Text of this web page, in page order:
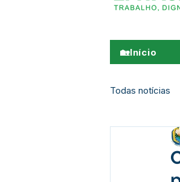
🏡Início
Todas notícias